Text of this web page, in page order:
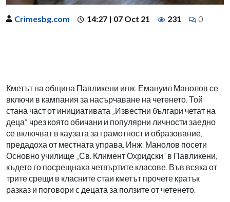
Crimesbg.com 14:27 | 07 Oct 21 231 0
Кметът на община Павликени инж. Емануил Манолов се
включи в кампания за насърчаване на четенето. Той
стана част от инициативата „Известни българи четат на
деца“, чрез която обичани и популярни личности заедно
се включват в каузата за грамотност и образование,
предадоха от местната управа. Инж. Манолов посети
Основно училище „Св. Климент Охридски“ в Павликени,
където го посрещнаха четвъртите класове. Във всяка от
трите срещи в класните стаи кметът прочете кратък
разказ и поговори с децата за ползите от четенето.